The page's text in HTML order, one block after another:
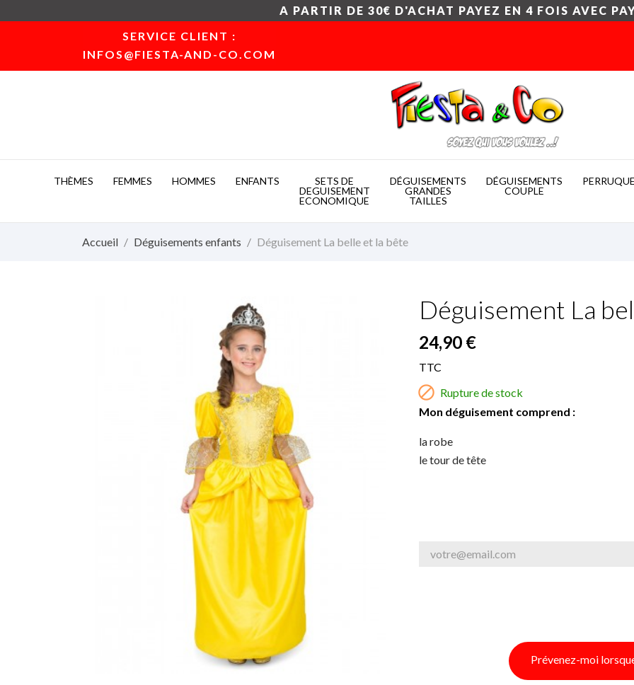
A PARTIR DE 30€ D'ACHAT PAYEZ EN 4 FOIS AVEC
SERVICE CLIENT :
INFOS@FIESTA-AND-CO.COM
THÈMES FEMMES HOMMES ENFANTS
SETS DE
DEGUISEMENT
ECONOMIQUE
DÉGUISEMENTS
GRANDES
TAILLES
DÉGUISEMENTS
COUPLE
Accueil Déguisements enfants Déguisement La belle et la bête
Déguisement La
24,90 €
TTC
 Rupture de stock
Mon déguisement comprend :
la robe
le tour de tête
Prévenez-moi